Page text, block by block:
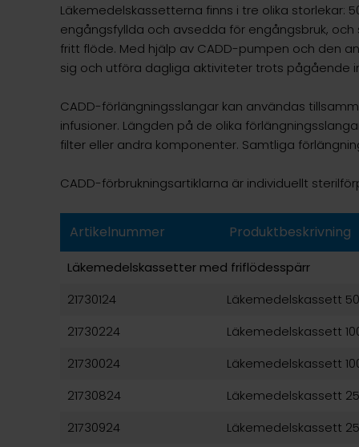
Läkemedelskassetterna finns i tre olika storlekar:
engångsfyllda och avsedda för engångsbruk,
fritt flöde. Med hjälp av CADD-pumpen och den
sig och utföra dagliga aktiviteter trots pågående
CADD-förlängningsslangar kan användas
infusioner. Längden på de olika
filter eller andra komponenter. Samtliga
CADD-förbrukningsartiklarna är individuellt
Artikelnummer Produktbeskrivning
Läkemedelskassetter med friflödesspärr
21730124
Läkemedelskassett
21730224
Läkemedelskassett
21730024
Läkemedelskassett
21730824
Läkemedelskassett
21730924
Läkemedelskassett